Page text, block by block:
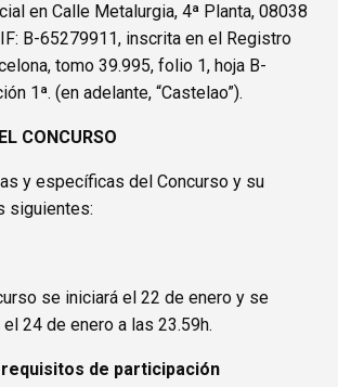
en Calle Metalurgia, 4ª Planta, 08038
B-65279911, inscrita en el Registro
tomo 39.995, folio 1, hoja B-
1ª. (en adelante, “Castelao”).
CONCURSO
y específicas del Concurso y su
siguientes:
se iniciará el 22 de enero y se
24 de enero a las 23.59h.
de participación